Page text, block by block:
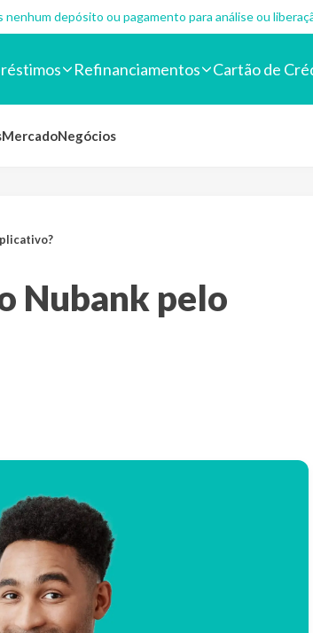
nenhum depósito ou pagamento para análise ou
Refinanciamentos Cartão de
MercadoNegócios
Nubank pelo